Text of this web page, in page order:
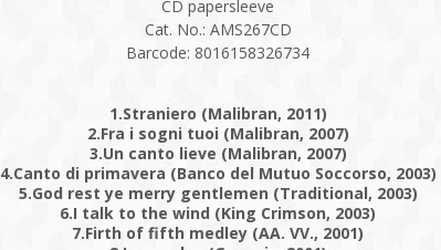
CD papersleeve
Cat. No.: AMS267CD
Barcode: 8016158326734
1.Straniero (Malibran, 2011)
2.Fra i sogni tuoi (Malibran, 2007)
3.Un canto lieve (Malibran, 2007)
4.Canto di primavera (Banco del Mutuo Soccorso, 2003)
5.God rest ye merry gentlemen (Traditional, 2003)
6.I talk to the wind (King Crimson, 2003)
7.Firth of fifth medley (AA. VV., 2001)